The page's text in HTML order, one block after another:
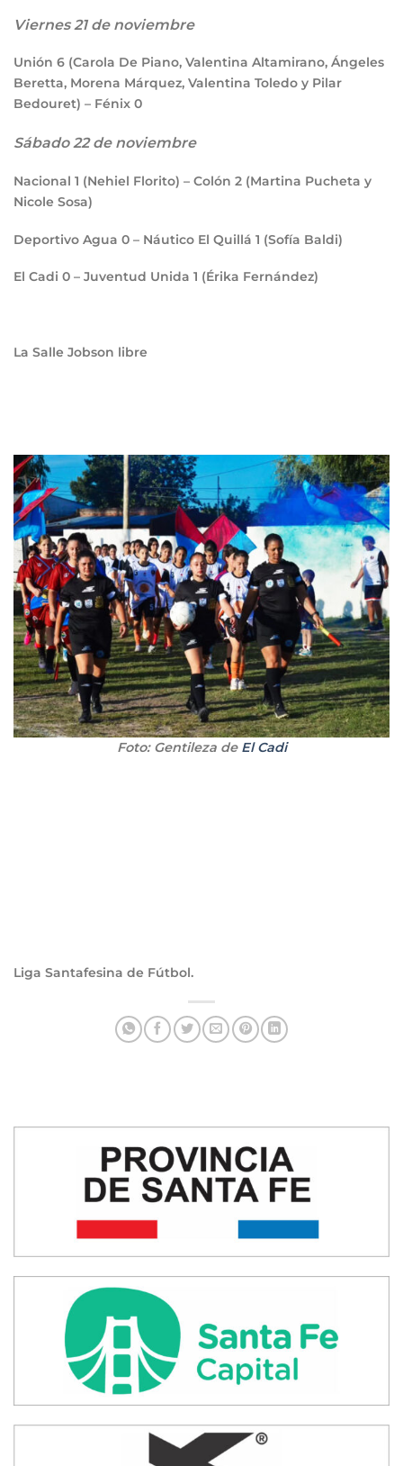
Viernes 21 de noviembre
Unión 6 (Carola De Piano, Valentina Altamirano, Ángeles
Beretta, Morena Márquez, Valentina Toledo y Pilar
Bedouret) – Fénix 0
Sábado 22 de noviembre
Nacional 1 (Nehiel Florito) – Colón 2 (Martina Pucheta y
Nicole Sosa)
Deportivo Agua 0 – Náutico El Quillá 1 (Sofía Baldi)
El Cadi 0 – Juventud Unida 1 (Érika Fernández)
La Salle Jobson libre
Foto: Gentileza de El Cadi
Liga Santafesina de Fútbol.